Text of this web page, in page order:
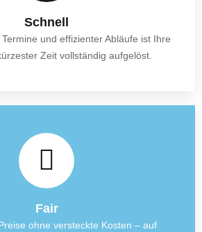
Schnell
und effizienter Abläufe ist Ihre
Zeit vollständig aufgelöst.
Fair
ohne versteckte Kosten – auf